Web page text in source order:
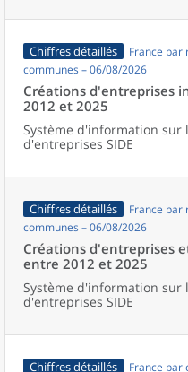
Chiffres détaillés
France par
communes – 06/08/2026
Créations d'entreprises
2012 et 2025
Système d'information sur
d'entreprises SIDE
Chiffres détaillés
France par
communes – 06/08/2026
Créations d'entreprises
entre 2012 et 2025
Système d'information sur
d'entreprises SIDE
Chiffres détaillés France par